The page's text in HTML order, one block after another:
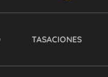
TASACIONES